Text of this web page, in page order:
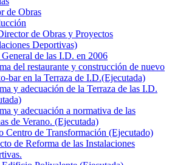
de Obras
de Obras y Proyectos
Deportivas)
de las I.D. en 2006
del restaurante y construcción de nuevo
bar en la Terraza de I.D.(Ejecutada)
y adecuación de la Terraza de las I.D.
y adecuación a normativa de las
de Verano. (Ejecutada)
Centro de Transformación (Ejecutado)
de Reforma de las Instalaciones